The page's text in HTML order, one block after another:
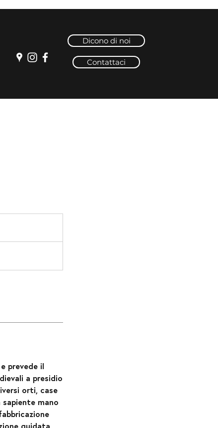
Dicono di noi
Contattaci
prevede il
a presidio
orti, case
mano